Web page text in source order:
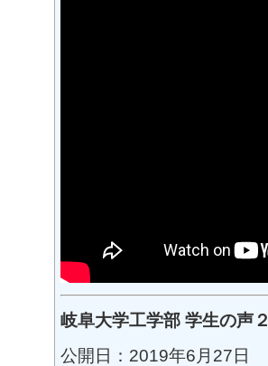
岐阜大学工学部 学生の声２
公開日：2019年6月27日